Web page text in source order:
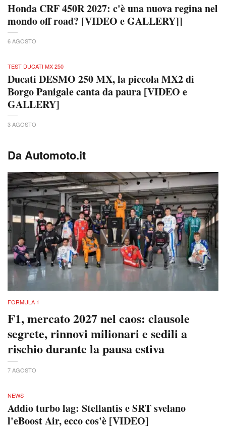
Honda CRF 450R 2027: c'è una nuova regina nel
mondo off road? [VIDEO e GALLERY]]
6 AGOSTO
TEST DUCATI MX 250
Ducati DESMO 250 MX, la piccola MX2 di
Borgo Panigale canta da paura [VIDEO e
GALLERY]
3 AGOSTO
Da Automoto.it
FORMULA 1
F1, mercato 2027 nel caos: clausole
segrete, rinnovi milionari e sedili a
rischio durante la pausa estiva
7 AGOSTO
NEWS
Addio turbo lag: Stellantis e SRT svelano
l'eBoost Air, ecco cos'è [VIDEO]